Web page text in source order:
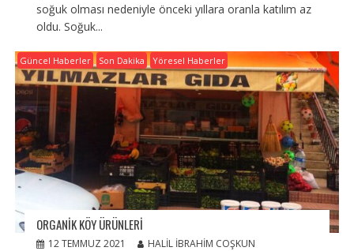
soğuk olması nedeniyle önceki yıllara oranla katılım az
oldu. Soğuk...
Güncel Haberler Son Dakika Yöresel Haberler
ORGANIK KÖY ÜRÜNLERI
12 TEMMUZ 2021 HALIL İBRAHIM COŞKUN